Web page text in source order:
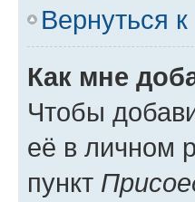
Вернуться
Как мне
Чтобы
её в личном
пункт